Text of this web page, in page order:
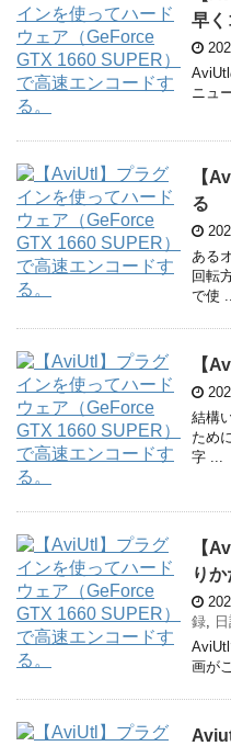
早く
ニュ
【
る
ある
回転
で使 ...
【
結構
ため
字 ...
【
り
録
画が